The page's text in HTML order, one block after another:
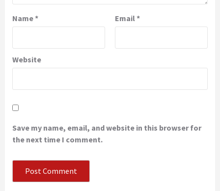
Name* Email *
Website
Save my name, email, and website in this browser for
the next time I comment.